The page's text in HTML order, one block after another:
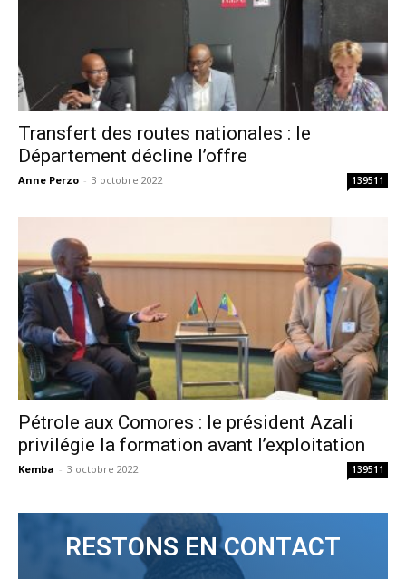
Transfert des routes nationales : le
Département décline l’offre
Anne Perzo - 3 octobre 2022 139511
Pétrole aux Comores : le président Azali
privilégie la formation avant l’exploitation
Kemba - 3 octobre 2022 139511
RESTONS EN CONTACT